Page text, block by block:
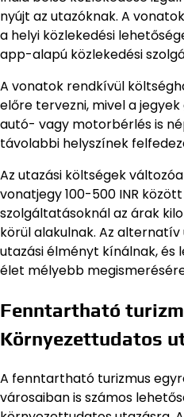
nyújt az utazóknak. A
a helyi közlekedési
app-alapú közlekedési
A vonatok rendkívül
előre tervezni, mivel a
autó- vagy motorbérlés is
távolabbi helyszínek
Az utazási költségek
vonatjegy 100-500 INR
szolgáltatásoknál az árak
körül alakulnak. Az
utazási élményt kínálnak, és
élet mélyebb
Fenntartható
Környezettudatos
A fenntartható turizmus
városaiban is számos